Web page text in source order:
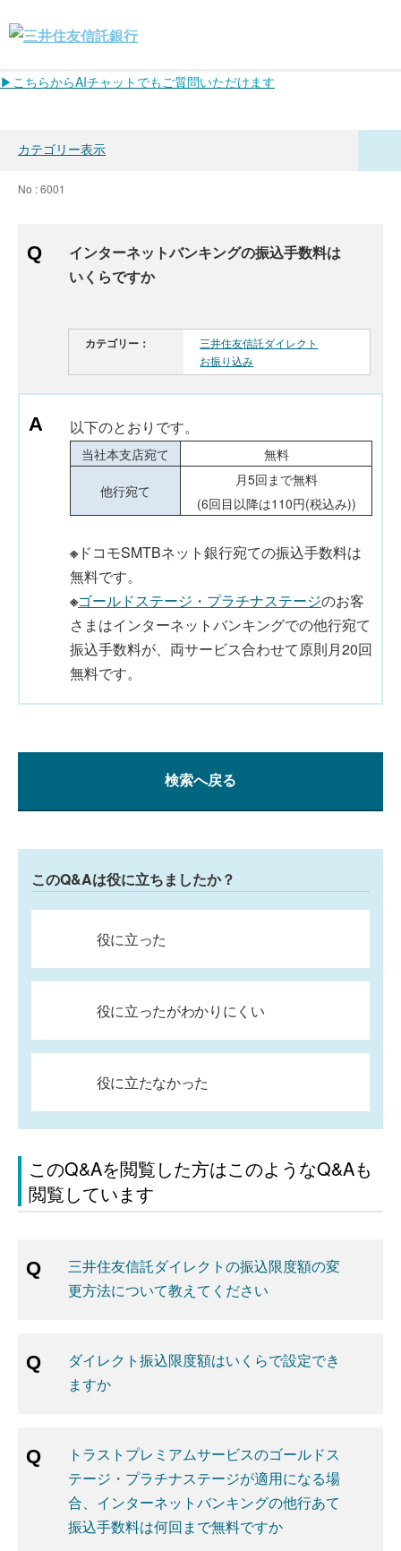
▶こちらからAIチャットでもご質問いただけます
カテゴリー表示
No : 6001
インターネットバンキングの振込手数料は
いくらですか
カテゴリー：
三井住友信託ダイレクト
お振り込み
以下のとおりです。
当社本支店宛て 無料
他行宛て
月5回まで無料
(6回目以降は110円(税込み))
※ ドコモSMTBネット銀行宛ての振込手数料は
無料です。
※ゴールドステージ・プラチナステージのお客
さまはインターネットバンキングでの他行宛て
振込手数料が、両サービス合わせて原則月20回
無料です。
検索へ戻る
このQ&Aは役に立ちましたか？
役に立った
役に立ったがわかりにくい
役に立たなかった
このQ&Aを閲覧した方はこのようなQ&Aも
閲覧しています
三井住友信託ダイレクトの振込限度額の変
更方法について教えてください
ダイレクト振込限度額はいくらで設定でき
ますか
トラストプレミアムサービスのゴールドス
テージ・プラチナステージが適用になる場
合、インターネットバンキングの他行あて
振込手数料は何回まで無料ですか